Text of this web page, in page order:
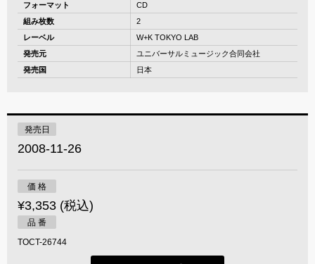
フォーマット
CD
組み枚数
2
レーベル
W+K TOKYO LAB
発売元
ユニバーサルミュージック合同会社
発売国
日本
発売日
2008-11-26
価 格
¥3,353 (税込)
品 番
TOCT-26744